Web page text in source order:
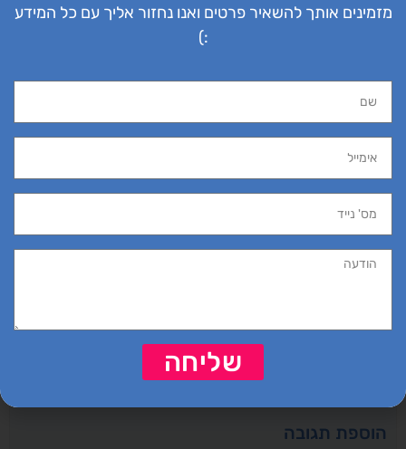
לא נמצאו חוות דעת
הוספת תגובה
מזמינים אותך להשאיר פרטים ואנו נחזור אליך עם כל המידע
:)
שליחה